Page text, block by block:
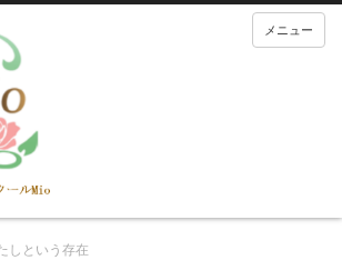
メニュー
しという存在